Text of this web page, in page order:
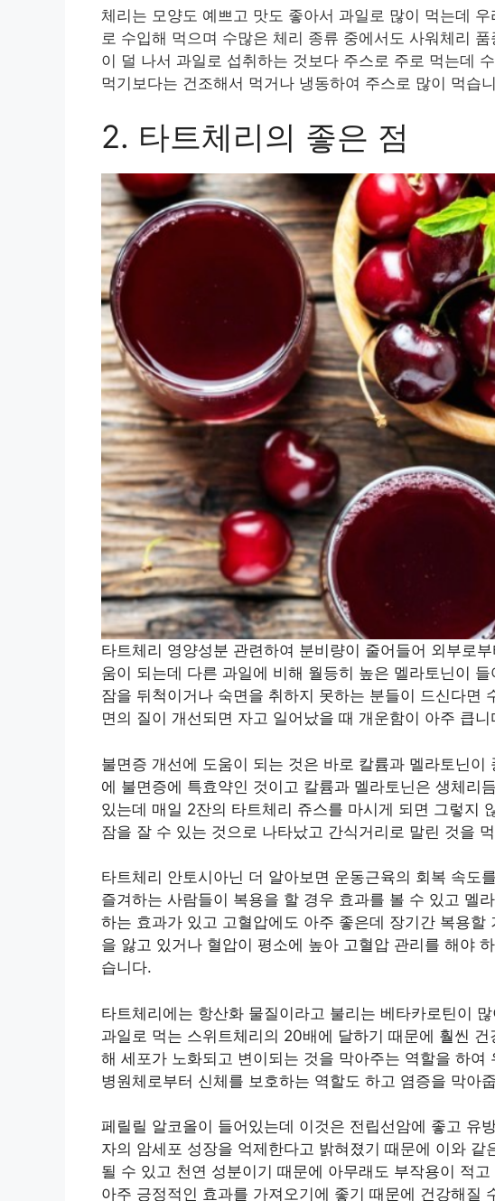
체리는 모양도 예쁘고 맛도 좋아서 과일로 많이 먹는데
로 수입해 먹으며 수많은 체리 종류 중에서도 사워체리
이 덜 나서 과일로 섭취하는 것보다 주스로 주로 먹는데
먹기보다는 건조해서 먹거나 냉동하여 주스로 많이 먹습
2. 타트체리의 좋은 점
타트체리 영양성분 관련하여 분비량이 줄어들어 외부로
움이 되는데 다른 과일에 비해 월등히 높은 멜라토닌이
잠을 뒤척이거나 숙면을 취하지 못하는 분들이 드신다면
면의 질이 개선되면 자고 일어났을 때 개운함이 아주 큽니
불면증 개선에 도움이 되는 것은 바로 칼륨과 멜라토닌
에 불면증에 특효약인 것이고 칼륨과 멜라토닌은 생체리
있는데 매일 2잔의 타트체리 쥬스를 마시게 되면 그렇지
잠을 잘 수 있는 것으로 나타났고 간식거리로 말린 것을
타트체리 안토시아닌 더 알아보면 운동근육의 회복 속도
즐겨하는 사람들이 복용을 할 경우 효과를 볼 수 있고 멜
하는 효과가 있고 고혈압에도 아주 좋은데 장기간 복용
을 앓고 있거나 혈압이 평소에 높아 고혈압 관리를 해야
습니다.
타트체리에는 항산화 물질이라고 불리는 베타카로틴이
과일로 먹는 스위트체리의 20배에 달하기 때문에 훨씬
해 세포가 노화되고 변이되는 것을 막아주는 역할을 하
병원체로부터 신체를 보호하는 역할도 하고 염증을 막아
페릴릴 알코올이 들어있는데 이것은 전립선암에 좋고 유
자의 암세포 성장을 억제한다고 밝혀졌기 때문에 이와 같
될 수 있고 천연 성분이기 때문에 아무래도 부작용이 적
아주 긍정적인 효과를 가져오기에 좋기 때문에 건강해질